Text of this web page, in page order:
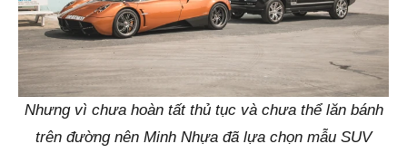
Nhưng vì chưa hoàn tất thủ tục và chưa thể lăn bánh
trên đường nên Minh Nhựa đã lựa chọn mẫu SUV